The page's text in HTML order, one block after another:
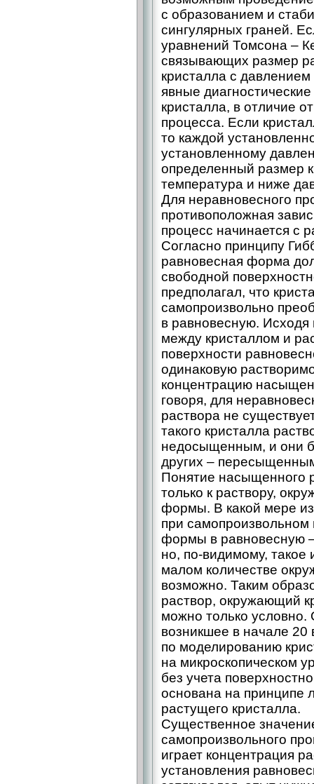
с образованием и
сингулярных граней.
уравнений Томсона –
связывающих размер
кристалла с
явные
кристалла, в отличие
процесса. Если
то каждой
установленному
определенный размер
температура и ниже
Для неравновесного
противоположная
процесс начинается с
Согласно принципу
равновесная форма
свободной
предполагал, что
самопроизвольно
в равновесную. Исходя
между кристаллом и
поверхности
одинаковую
концентрацию
говоря, для
раствора не
такого кристалла
недосыщенным, и они
других –
Понятие насыщенного
только к раствору,
формы. В какой мере
при
формы в равновесную
но, по-видимому, такое
малом количестве
возможно. Таким
раствор, окружающий
можно только условно.
возникшее в начале 20
по моделированию
на микроскопическом
без учета
основана на принципе
растущего кристалла.
Существенное
самопроизвольного
играет концентрация
установления